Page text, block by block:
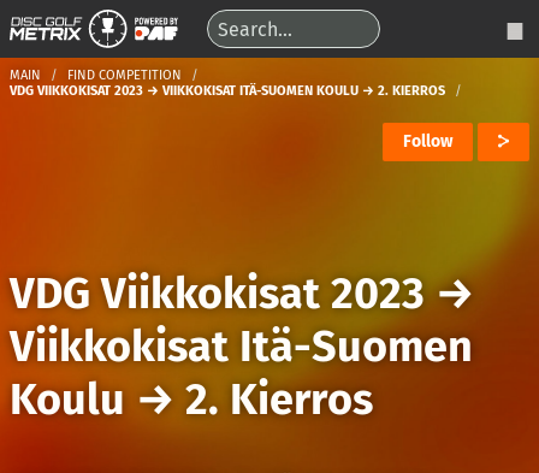
MAIN
FIND COMPETITION
VDG VIIKKOKISAT 2023 → VIIKKOKISAT ITÄ-SUOMEN KOULU → 2. KIERROS
Follow
VDG Viikkokisat 2023→
Viikkokisat Itä-Suomen
Koulu → 2. Kierros